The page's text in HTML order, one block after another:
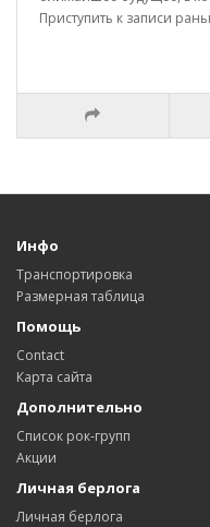
Приступить к записи
Инфо
Транспортировка
Размерная таблица
Помощь
Contact
Карта сайта
Дополнительно
Список рок-групп
Акции
Личная берлога
Личная берлога